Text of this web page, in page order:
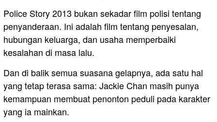
Police Story 2013 bukan sekadar film polisi tentang
penyanderaan. Ini adalah film tentang penyesalan,
hubungan keluarga, dan usaha memperbaiki
kesalahan di masa lalu.
Dan di balik semua suasana gelapnya, ada satu hal
yang tetap terasa sama: Jackie Chan masih punya
kemampuan membuat penonton peduli pada karakter
yang ia mainkan.